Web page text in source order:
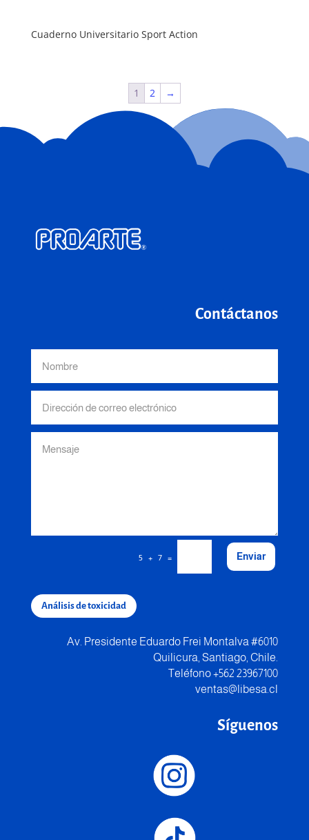
Cuaderno Universitario Sport Action
1 2 →
Contáctanos
5 + 7 = Enviar
Análisis de toxicidad
Av. Presidente Eduardo Frei Montalva #6010
Quilicura, Santiago, Chile.
Teléfono +562 23967100
ventas@libesa.cl
Síguenos